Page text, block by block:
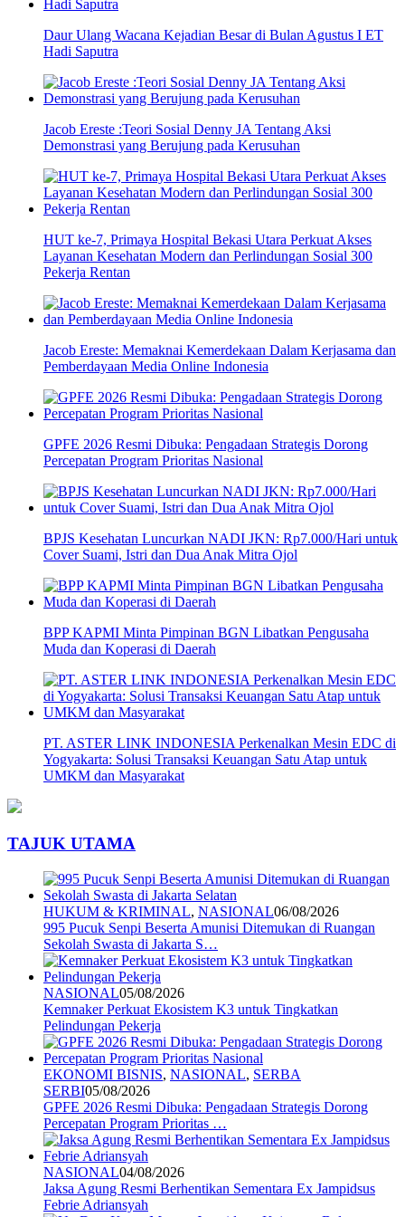
Daur Ulang Wacana Kejadian Besar di Bulan Agustus I ET
Hadi Saputra
Jacob Ereste :Teori Sosial Denny JA Tentang Aksi
Demonstrasi yang Berujung pada Kerusuhan
HUT ke-7, Primaya Hospital Bekasi Utara Perkuat Akses
Layanan Kesehatan Modern dan Perlindungan Sosial 300
Pekerja Rentan
Jacob Ereste: Memaknai Kemerdekaan Dalam Kerjasama dan
Pemberdayaan Media Online Indonesia
GPFE 2026 Resmi Dibuka: Pengadaan Strategis Dorong
Percepatan Program Prioritas Nasional
BPJS Kesehatan Luncurkan NADI JKN: Rp7.000/Hari untuk
Cover Suami, Istri dan Dua Anak Mitra Ojol
BPP KAPMI Minta Pimpinan BGN Libatkan Pengusaha
Muda dan Koperasi di Daerah
PT. ASTER LINK INDONESIA Perkenalkan Mesin EDC di
Yogyakarta: Solusi Transaksi Keuangan Satu Atap untuk
UMKM dan Masyarakat
TAJUK UTAMA
HUKUM & KRIMINAL, NASIONAL06/08/2026
995 Pucuk Senpi Beserta Amunisi Ditemukan di Ruangan
Sekolah Swasta di Jakarta S…
NASIONAL05/08/2026
Kemnaker Perkuat Ekosistem K3 untuk Tingkatkan
Pelindungan Pekerja
EKONOMI BISNIS, NASIONAL, SERBA
SERBI05/08/2026
GPFE 2026 Resmi Dibuka: Pengadaan Strategis Dorong
Percepatan Program Prioritas …
NASIONAL04/08/2026
Jaksa Agung Resmi Berhentikan Sementara Ex Jampidsus
Febrie Adriansyah